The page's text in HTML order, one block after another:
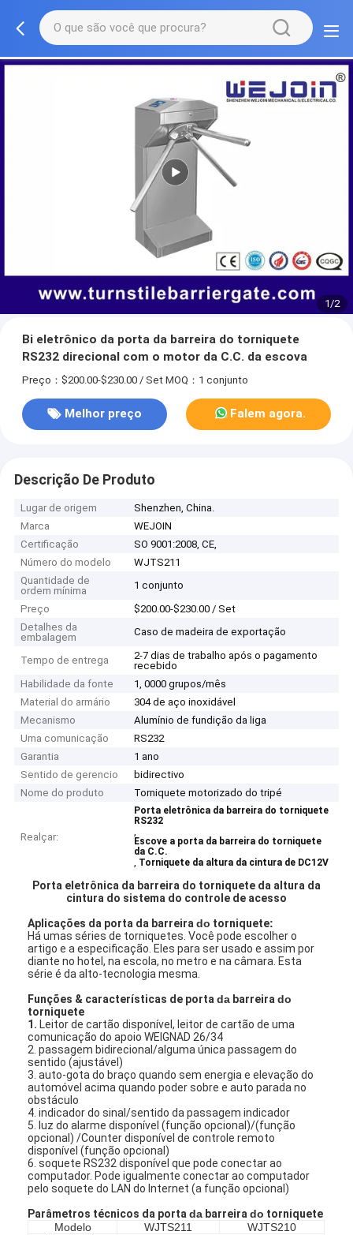
1/2
Bi eletrônico da porta da barreira do torniquete
RS232 direcional com o motor da C.C. da escova
Preço：$200.00-$230.00 / Set MOQ：1 conjunto
Melhor preço Falem agora.
Descrição De Produto
Lugar de origem
Shenzhen, China.
Marca
WEJOIN
Certificação
SO 9001:2008, CE,
Número do modelo
WJTS211
Quantidade de
ordem mínima
1 conjunto
Preço
$200.00-$230.00 / Set
Detalhes da
embalagem
Caso de madeira de exportação
Tempo de entrega
2-7 dias de trabalho após o pagamento
recebido
Habilidade da fonte
1, 0000 grupos/mês
Material do armário
304 de aço inoxidável
Mecanismo
Alumínio de fundição da liga
Uma comunicação
RS232
Garantia
1 ano
Sentido de gerencio
bidirectivo
Nome do produto
Torniquete motorizado do tripé
Realçar:
Porta eletrônica da barreira do torniquete
RS232
,
Escove a porta da barreira do torniquete
da C.C.
, Torniquete da altura da cintura de DC12V
Porta eletrônica da barreira do torniquete da altura da
cintura do sistema do controle de acesso
Aplicações da porta da barreirado torniquete:
Há umas séries de torniquetes. Você pode escolher o
artigo e a especificação. Eles para ser usado e assim por
diante no hotel, na escola, no metro e na câmara. Esta
série é da alto-tecnologia mesma.
Funções & características de portada barreirado
torniquete
1. Leitor de cartão disponível, leitor de cartão de uma
comunicação do apoio WEIGNAD 26/34
2. passagem bidirecional/alguma única passagem do
sentido (ajustável)
3. auto-gota do braço quando sem energia e elevação do
automóvel acima quando poder sobre e auto parada no
obstáculo
4. indicador do sinal/sentido da passagem indicador
5. luz do alarme disponível (função opcional)/(função
opcional) /Counter disponível de controle remoto
disponível (função opcional)
6. soquete RS232 disponível que pode conectar ao
computador. Pode igualmente conectar ao computador
pelo soquete do LAN do Internet (a função opcional)
Parâmetros técnicos da portada barreirado torniquete
Modelo
WJTS211
WJTS210